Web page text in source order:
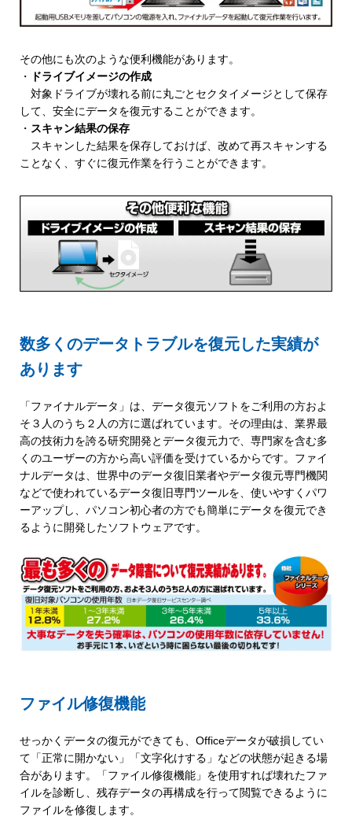
その他にも次のような便利機能があります。
・
ドライブイメージの作成
対象ドライブが壊れる前に丸ごとセクタイメージとして保存
して、安全にデータを復元することができます。
・ スキャン結果の保存
スキャンした結果を保存しておけば、改めて再スキャンする
ことなく、すぐに復元作業を行うことができます。
数多くのデータトラブルを復元した実績が
あります
「ファイナルデータ」は、データ復元ソフトをご利用の方およ
そ３人のうち２人の方に選ばれています。その理由は、業界最
高の技術力を誇る研究開発とデータ復元力で、専門家を含む多
くのユーザーの方から高い評価を受けているからです。ファイ
ナルデータは、世界中のデータ復旧業者やデータ復元専門機関
などで使われているデータ復旧専門ツールを、使いやすくパワ
ーアップし、パソコン初心者の方でも簡単にデータを復元でき
るように開発したソフトウェアです。
ファイル修復機能
せっかくデータの復元ができても、Officeデータが破損してい
て「正常に開かない」「文字化けする」などの状態が起きる場
合があります。「ファイル修復機能」を使用すれば壊れたファ
イルを診断し、残存データの再構成を行って閲覧できるように
ファイルを修復します。